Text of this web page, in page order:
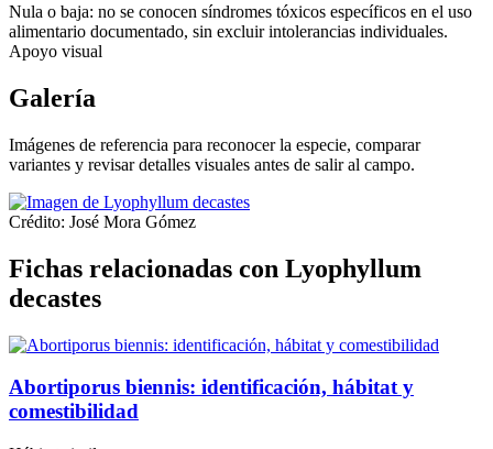
Nula o baja: no se conocen síndromes tóxicos específicos en el uso
alimentario documentado, sin excluir intolerancias individuales.
Apoyo visual
Galería
Imágenes de referencia para reconocer la especie, comparar
variantes y revisar detalles visuales antes de salir al campo.
Crédito: José Mora Gómez
Fichas relacionadas con Lyophyllum
decastes
Abortiporus biennis: identificación, hábitat y
comestibilidad